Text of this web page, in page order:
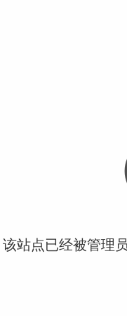
站点已经被管理